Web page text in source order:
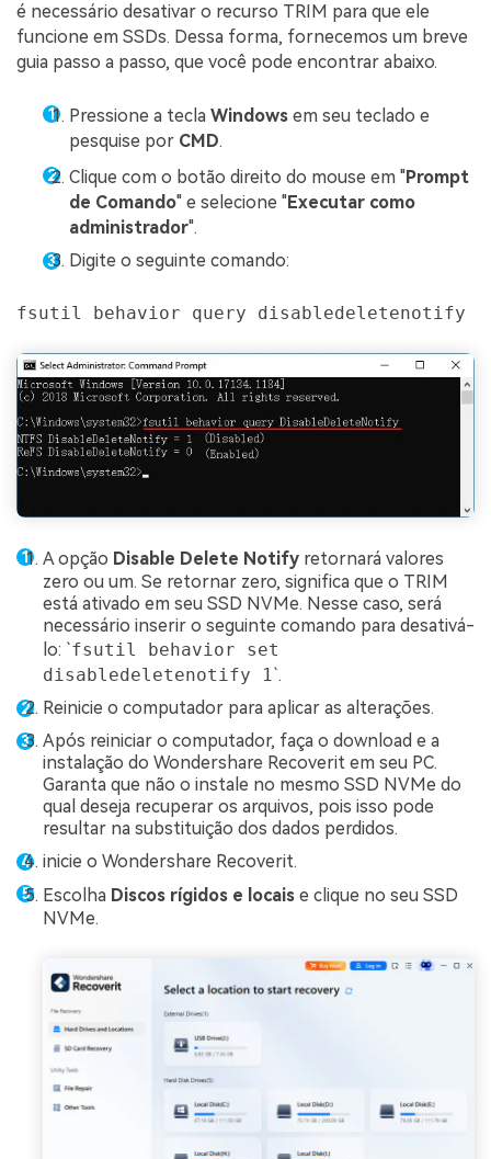
é necessário desativar o recurso TRIM para que ele
funcione em SSDs. Dessa forma, fornecemos um breve
guia passo a passo, que você pode encontrar abaixo.
Pressione a tecla Windows em seu teclado e
pesquise por CMD.
Clique com o botão direito do mouse em "Prompt
de Comando" e selecione "Executar como
administrador".
Digite o seguinte comando:
fsutil behavior query disabledeletenotify
A opção Disable Delete Notify retornará valores
zero ou um. Se retornar zero, significa que o TRIM
está ativado em seu SSD NVMe. Nesse caso, será
necessário inserir o seguinte comando para desativá-
lo: `fsutil behavior set
disabledeletenotify 1`.
Reinicie o computador para aplicar as alterações.
Após reiniciar o computador, faça o download e a
instalação do Wondershare Recoverit em seu PC.
Garanta que não o instale no mesmo SSD NVMe do
qual deseja recuperar os arquivos, pois isso pode
resultar na substituição dos dados perdidos.
inicie o Wondershare Recoverit.
Escolha Discos rígidos e locais e clique no seu SSD
NVMe.
Reparo de fotos com IA
Vamos lá Teste Online